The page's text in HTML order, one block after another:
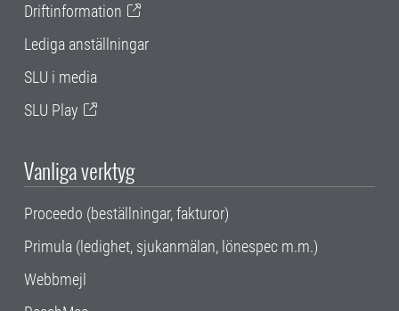
Driftinformation
Lediga anställningar
SLU i media
SLU Play
Vanliga verktyg
Proceedo (beställningar, fakturor)
Primula (ledighet, sjukanmälan, lönespec m.m.)
Webbmejl